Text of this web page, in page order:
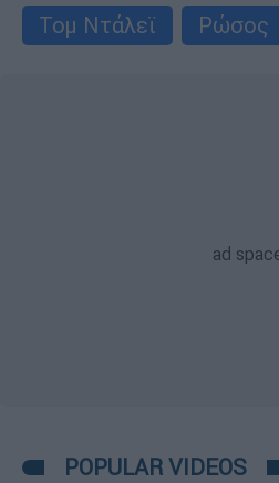
Τομ Ντάλεϊ
Ρώσος
POPULAR VIDEOS